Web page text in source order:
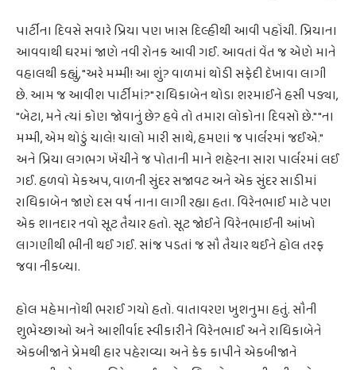
પાર્ટીના દિવસે સવારે પ્રિયા પણ ખાસ દિલ્હીથી આવી પહોંચી. પ્રિયાના
આવવાથી ઘરમાં જાણે નવી રોનક આવી ગઈ. આવતાં વેંત જ એણે માને
વહાલથી કહ્યું, "અરે મમ્મી! આ શું? વાળમાં થોડી સફેદી દેખાવા લાગી
છે. આમ જ આવીશ પાર્ટીમાં?" રાધિકાબેન થોડા શરમાઈને હસી પડ્યા,
"બેટા, મને ત્યાં કોણ જોવાનું છે? હવે તો તમારા લોકોના દિવસો છે." "ના
મમ્મી, એમ થોડું ચાલે! ચાલો મારી સાથે, હમણાં જ પાર્લરમાં જઈએ."
અને પ્રિયા લગભગ ખેંચીને જ પોતાની માને શહેરના સારા પાર્લરમાં લઈ
ગઈ. હળવો મેકઅપ, વાળની સુંદર સજાવટ અને એક સુંદર સાડીમાં
રાધિકાબેન જાણે દસ વર્ષ નાના લાગી રહ્યા હતા. વિરેનભાઈ માટે પણ
એક શાનદાર નવો સૂટ તૈયાર હતો. સૂટ જોઈને વિરેનભાઈની આંખો
લાગણીથી ભીની થઈ ગઈ. સાંજ પડતાં જ સૌ તૈયાર થઈને હોલ તરફ
જવા નીકળ્યા.
હોલ મહેમાનોથી ભરાઈ ગયો હતો. વાતાવરણ ખુશનુમા હતું. સૌની
શુભેચ્છાઓ અને આશીર્વાદ સ્વીકારીને વિરેનભાઈ અને રાધિકાબેને
એકબીજાને પ્રેમથી હાર પહેરાવ્યા અને કેક કાપીને એકબીજાને